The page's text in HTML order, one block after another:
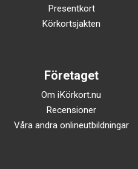
Presentkort
Körkortsjakten
Företaget
Om iKörkort.nu
Recensioner
Våra andra onlineutbildningar